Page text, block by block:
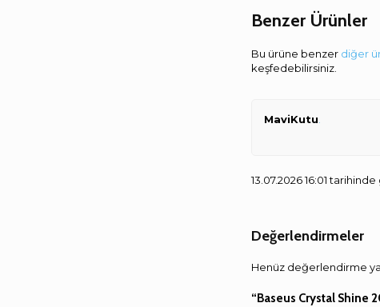
Benzer Ürünler
Bu ürüne benzer diğer
keşfedebilirsiniz.
MaviKutu.
13.07.2026 16:01
Değerlendirmeler
Henüz değerlendirme
“Baseus Crystal Shine